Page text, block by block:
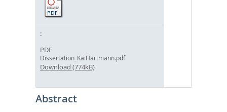
PDF
Dissertation_KaiHartmann.pdf
Download (774kB)
Abstract